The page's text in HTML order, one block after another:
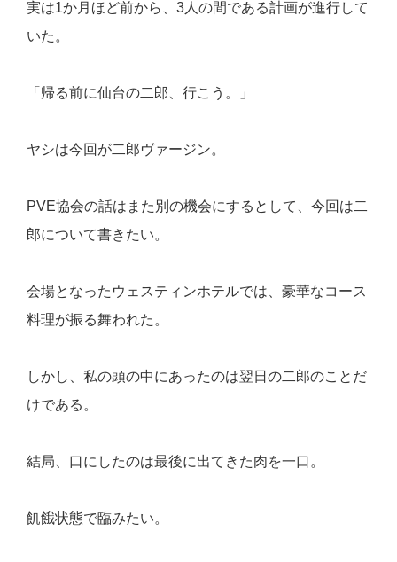
実は1か月ほど前から、3人の間である計画が進行して
いた。
「帰る前に仙台の二郎、行こう。」
ヤシは今回が二郎ヴァージン。
PVE協会の話はまた別の機会にするとして、今回は二
郎について書きたい。
会場となったウェスティンホテルでは、豪華なコース
料理が振る舞われた。
しかし、私の頭の中にあったのは翌日の二郎のことだ
けである。
結局、口にしたのは最後に出てきた肉を一口。
飢餓状態で臨みたい。